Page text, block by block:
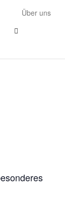
Über uns